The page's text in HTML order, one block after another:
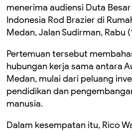
menerima audiensi Duta
Indonesia Rod Brazierdi
Medan, Jalan Sudirman, Rabu
Pertemuan tersebut
hubungan kerja sama antara
Medan, mulai dari peluang
pendidikan dan
manusia.
Dalam kesempatan itu, Rico